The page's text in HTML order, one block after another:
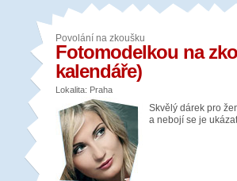
Povolání na zkoušku
Fotomodelkou na
kalendáře)
Lokalita: Praha
Skvělý dárek pro
a nebojí se je